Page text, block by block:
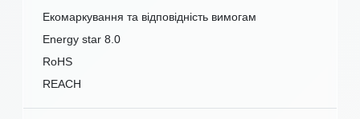
Екомаркування та відповідність вимогам
Energy star 8.0
RoHS
REACH